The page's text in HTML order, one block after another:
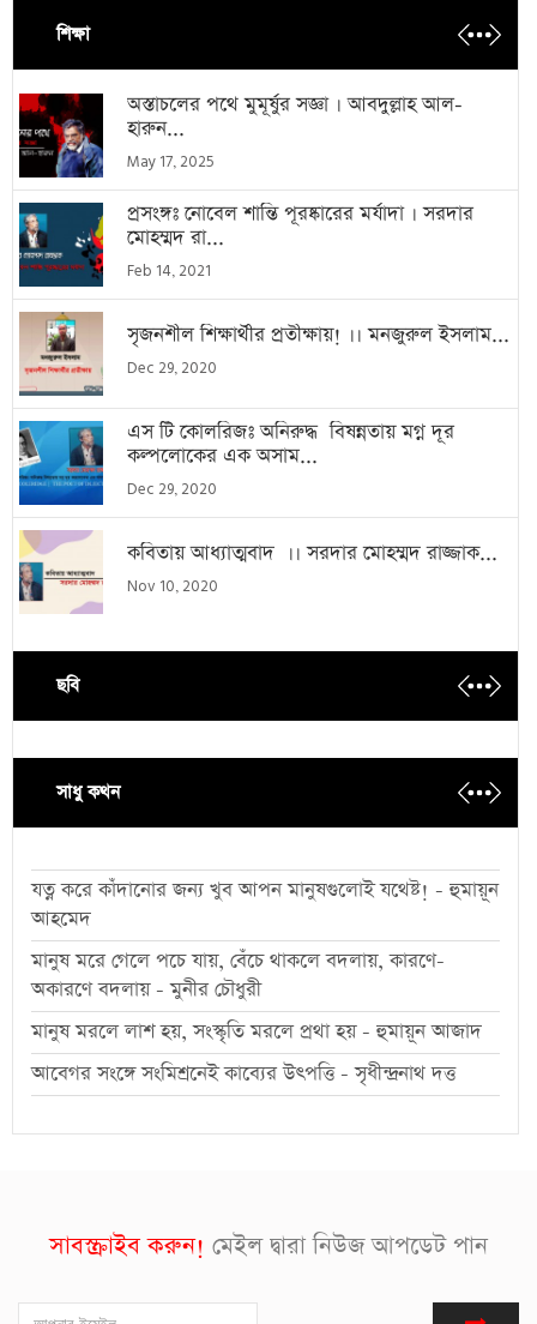
শিক্ষা
অস্তাচলের পথে মুমূর্ষুর সজ্ঞা । আবদুল্লাহ আল-
হারুন...
May 17, 2025
প্রসংঙ্গঃ নোবেল শান্তি পূরষ্কারের মর্যাদা । সরদার
মোহম্মদ রা...
Feb 14, 2021
সৃজনশীল শিক্ষার্থীর প্রতীক্ষায়! ।। মনজুরুল ইসলাম...
Dec 29, 2020
এস টি কোলরিজঃ অনিরুদ্ধ বিষন্নতায় মগ্ন দূর
কল্পলোকের এক অসাম...
Dec 29, 2020
কবিতায় আধ্যাত্মবাদ ।। সরদার মোহম্মদ রাজ্জাক...
Nov 10, 2020
ছবি
সাধু কথন
যত্ন করে কাঁদানোর জন্য খুব আপন মানুষগুলোই যথেষ্ট! - হুমায়ূন
আহমেদ
মানুষ মরে গেলে পচে যায়, বেঁচে থাকলে বদলায়, কারণে-
অকারণে বদলায় - মুনীর চৌধুরী
মানুষ মরলে লাশ হয়, সংস্কৃতি মরলে প্রথা হয় - হুমায়ূন আজাদ
আবেগর সংঙ্গে সংমিশ্রনেই কাব্যের উৎপত্তি - সৃধীন্দ্রনাথ দত্ত
সাবস্ক্রাইব করুন! মেইল দ্বারা নিউজ আপডেট পান